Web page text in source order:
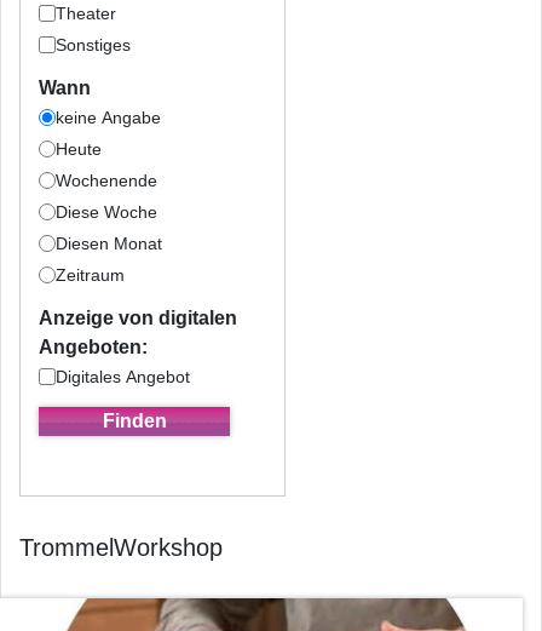
Theater
Sonstiges
Wann
keine Angabe
Heute
Wochenende
Diese Woche
Diesen Monat
Zeitraum
Anzeige von digitalen
Angeboten:
Digitales Angebot
TrommelWorkshop